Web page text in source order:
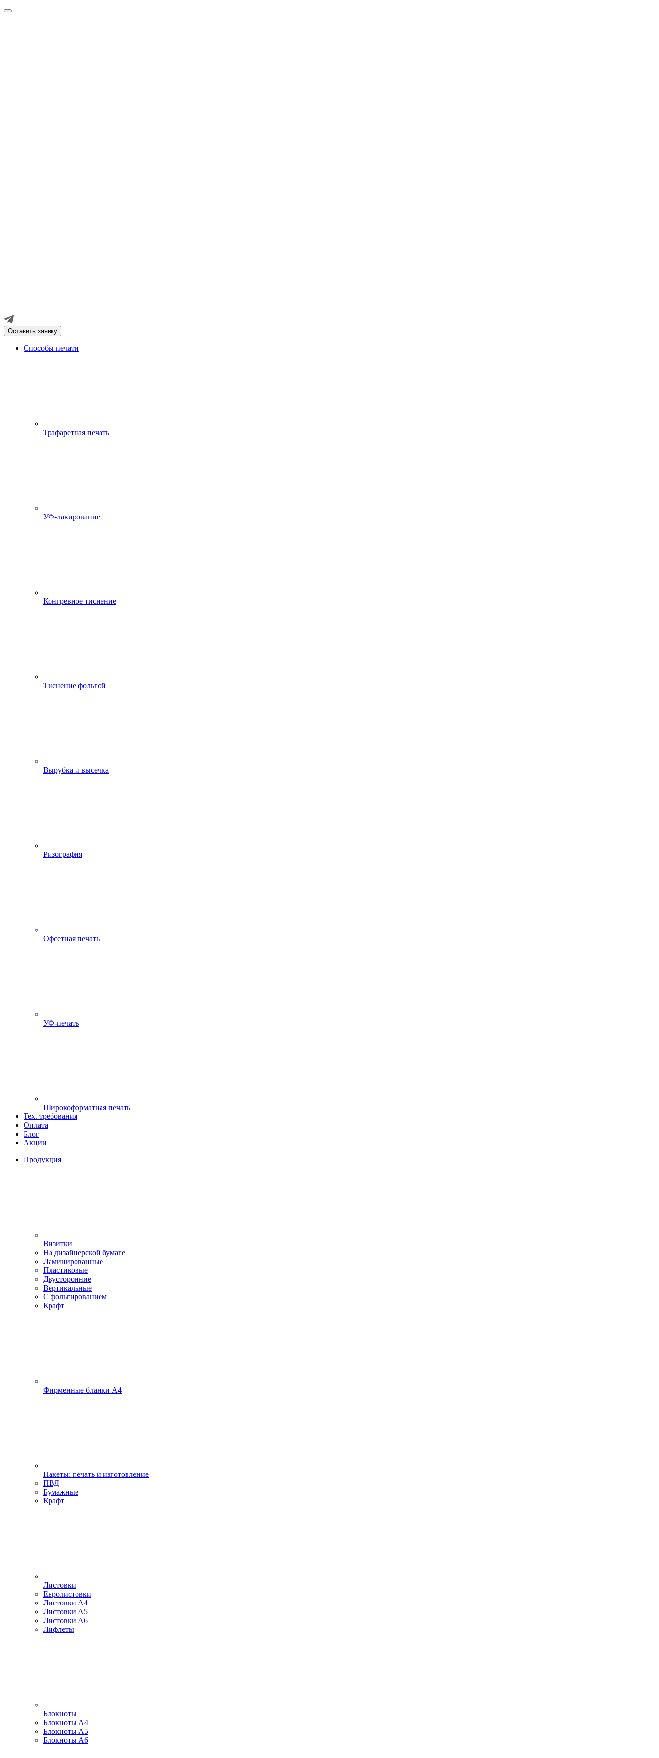
Оставить заявку
Способы печати
Трафаретная печать
УФ-лакирование
Конгревное тиснение
Тиснение фольгой
Вырубка и высечка
Ризография
Офсетная печать
УФ-печать
Широкоформатная печать
Тех. требования
Оплата
Блог
Акции
Продукция
Визитки
На дизайнерской бумаге
Ламинированные
Пластиковые
Двусторонние
Вертикальные
С фольгированием
Крафт
Фирменные бланки А4
Пакеты: печать и изготовление
ПВД
Бумажные
Крафт
Листовки
Евролистовки
Листовки А4
Листовки А5
Листовки А6
Лифлеты
Блокноты
Блокноты А4
Блокноты А5
Блокноты А6